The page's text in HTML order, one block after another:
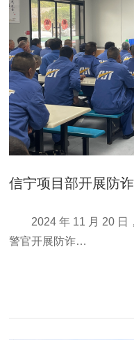
信宁项目部开展防
2024 年 11 月 20 日
警官开展防诈…